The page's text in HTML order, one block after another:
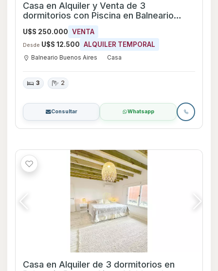
Casa en Alquiler y Venta de 3
dormitorios con Piscina en Balneario
Buenos Aires, Maldonado
U$S 250.000 VENTA
Desde U$S 12.500 ALQUILER TEMPORAL
Balneario Buenos Aires Casa
3 2
Consultar Whatsapp
Casa en Alquiler de 3 dormitorios en